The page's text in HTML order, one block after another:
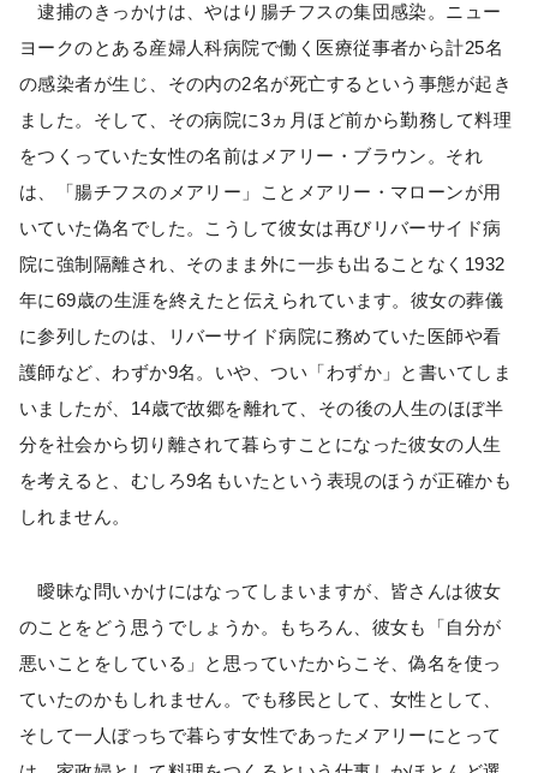
逮捕のきっかけは、やはり腸チフスの集団感染。ニュー
ヨークのとある産婦人科病院で働く医療従事者から計25名
の感染者が生じ、その内の2名が死亡するという事態が起き
ました。そして、その病院に3ヵ月ほど前から勤務して料理
をつくっていた女性の名前はメアリー・ブラウン。それ
は、「腸チフスのメアリー」ことメアリー・マローンが用
いていた偽名でした。こうして彼女は再びリバーサイド病
院に強制隔離され、そのまま外に一歩も出ることなく1932
年に69歳の生涯を終えたと伝えられています。彼女の葬儀
に参列したのは、リバーサイド病院に務めていた医師や看
護師など、わずか9名。いや、つい「わずか」と書いてしま
いましたが、14歳で故郷を離れて、その後の人生のほぼ半
分を社会から切り離されて暮らすことになった彼女の人生
を考えると、むしろ9名もいたという表現のほうが正確かも
しれません。
曖昧な問いかけにはなってしまいますが、皆さんは彼女
のことをどう思うでしょうか。もちろん、彼女も「自分が
悪いことをしている」と思っていたからこそ、偽名を使っ
ていたのかもしれません。でも移民として、女性として、
そして一人ぼっちで暮らす女性であったメアリーにとって